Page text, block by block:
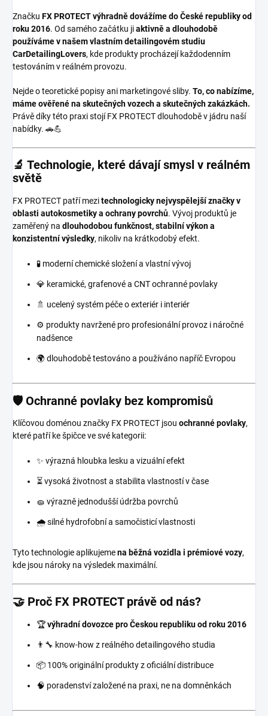
Značku FX PROTECTvýhradně dovážíme do České republiky od
roku 2016. Od samého začátku jiaktivně a dlouhodobě
používáme v našem vlastním detailingovém studiu
CarDetailingLovers, kde produkty procházejí každodenním
testováním v reálném provozu.
Nejde o teoretické popisy ani marketingové sliby. To, co nabízíme,
máme ověřené na skutečných vozech a skutečných zakázkách.
Právě díky této praxi stojí FX PROTECT dlouhodobě v jádru naší
nabídky. 🚗💪
🔬 Technologie, které dávají smysl v reálném
světě
FX PROTECT patří mezitechnologicky nejvyspělejší značky v
oblasti autokosmetiky a ochrany povrchů. Vývoj produktů je
zaměřený na dlouhodobou funkčnost, stabilní výkon a
konzistentní výsledky, nikoliv na krátkodobý efekt.
🧪 moderní chemické složení a vlastní vývoj
💎 keramické, grafenové a CNT ochranné povlaky
🚿 ucelený systém péče o exteriér i interiér
⚙️ produkty navržené pro profesionální provoz i náročné
nadšence
🌍 dlouhodobě testováno a používáno napříč Evropou
🛡️ Ochranné povlaky bez kompromisů
Klíčovou doménou značky FX PROTECT jsou ochranné povlaky,
které patří ke špičce ve své kategorii:
✨ výrazná hloubka lesku a vizuální efekt
⏳ vysoká životnost a stabilita vlastností v čase
🧽 výrazně jednodušší údržba povrchů
🌧️ silné hydrofobní a samočisticí vlastnosti
Tyto technologie aplikujemena běžná vozidla i prémiové vozy,
kde jsou nároky na výsledek maximální.
🤝 Proč FX PROTECT právě od nás?
🏆výhradní dovozce pro Českou republiku od roku 2016
👨‍🔧 know-how z reálného detailingového studia
📦 100% originální produkty z oficiální distribuce
🧠 poradenství založené na praxi, ne na domněnkách